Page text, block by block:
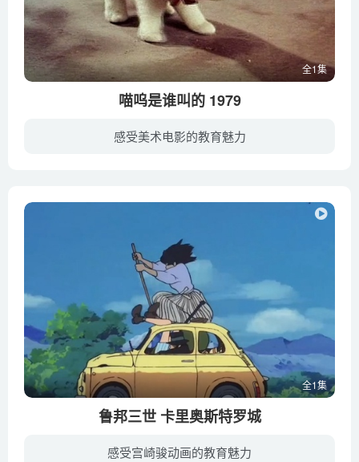
全1集
喵呜是谁叫的 1979
感受美术电影的教育魅力
全1集
鲁邦三世 卡里奥斯特罗城
感受宫崎骏动画的教育魅力